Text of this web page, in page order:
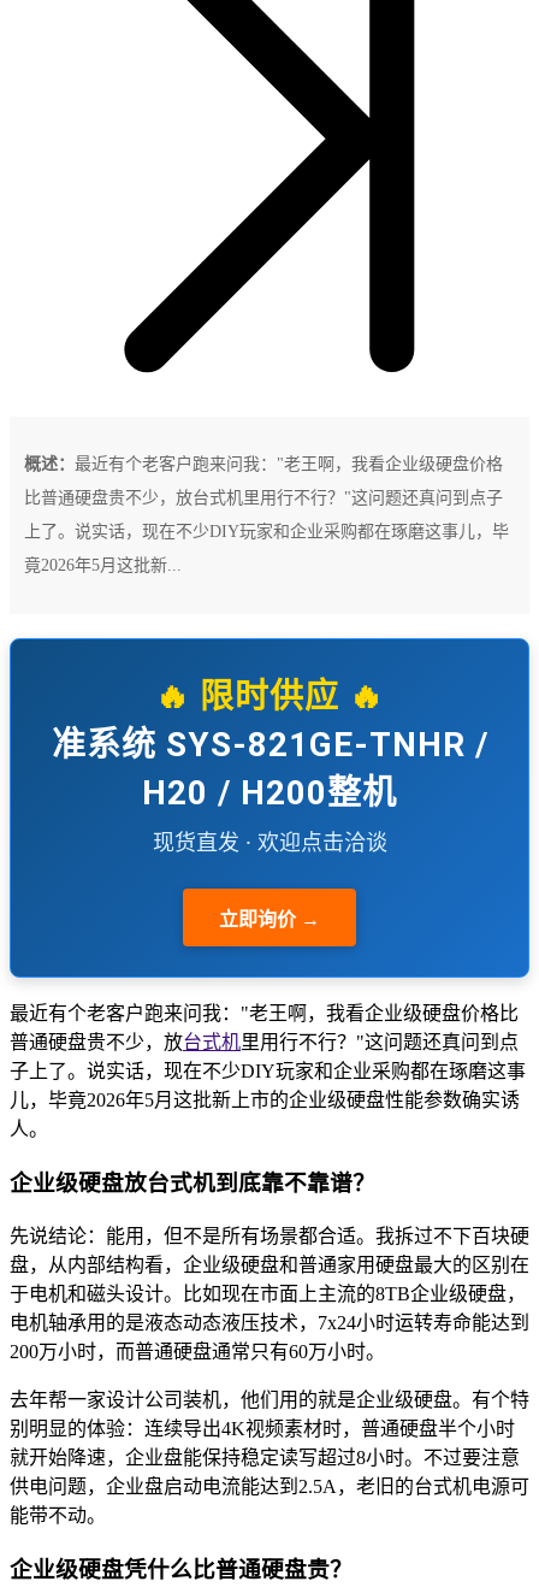
概述： 最近有个老客户跑来问我："老王啊，我看企业级硬盘价格
比普通硬盘贵不少，放台式机里用行不行？"这问题还真问到点子
上了。说实话，现在不少DIY玩家和企业采购都在琢磨这事儿，毕
竟2026年5月这批新...
🔥 限时供应 🔥
准系统 SYS-821GE-TNHR /
H20 / H200整机
现货直发 · 欢迎点击洽谈
立即询价 →
最近有个老客户跑来问我："老王啊，我看企业级硬盘价格比
普通硬盘贵不少，放台式机里用行不行？"这问题还真问到点
子上了。说实话，现在不少DIY玩家和企业采购都在琢磨这事
儿，毕竟2026年5月这批新上市的企业级硬盘性能参数确实诱
人。
企业级硬盘放台式机到底靠不靠谱？
先说结论：能用，但不是所有场景都合适。我拆过不下百块硬
盘，从内部结构看，企业级硬盘和普通家用硬盘最大的区别在
于电机和磁头设计。比如现在市面上主流的8TB企业级硬盘，
电机轴承用的是液态动态液压技术，7x24小时运转寿命能达到
200万小时，而普通硬盘通常只有60万小时。
去年帮一家设计公司装机，他们用的就是企业级硬盘。有个特
别明显的体验：连续导出4K视频素材时，普通硬盘半个小时
就开始降速，企业盘能保持稳定读写超过8小时。不过要注意
供电问题，企业盘启动电流能达到2.5A，老旧的台式机电源可
能带不动。
企业级硬盘凭什么比普通硬盘贵？